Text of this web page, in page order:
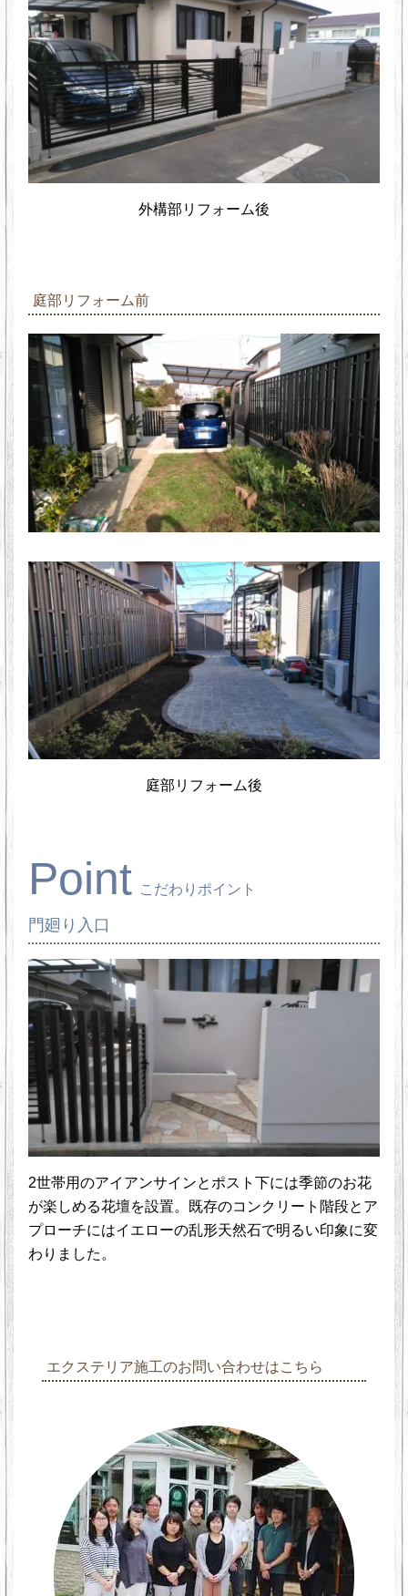
外構部リフォーム後
庭部リフォーム前
庭部リフォーム後
Point こだわりポイント
門廻り入口
2世帯用のアイアンサインとポスト下には季節のお花
が楽しめる花壇を設置。既存のコンクリート階段とア
プローチにはイエローの乱形天然石で明るい印象に変
わりました。
エクステリア施工のお問い合わせはこちら